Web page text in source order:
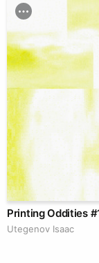
Printing Oddities
Utegenov Isaac